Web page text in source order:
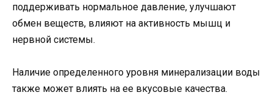
поддерживать нормальное давление, улучшают
обмен веществ, влияют на активность мышц и
нервной системы.
Наличие определенного уровня минерализации воды
также может влиять на ее вкусовые качества.